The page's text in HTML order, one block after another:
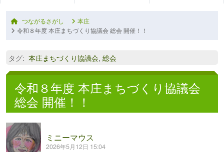
つながるさがし
本庄
令和８年度 本庄まちづくり協議会 総会 開催！！
タグ: 本庄まちづくり協議会, 総会
令和８年度 本庄まちづくり協議会
総会 開催！！
ミニーマウス
2026年5月12日 15:04